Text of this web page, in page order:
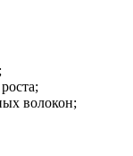
волокон;